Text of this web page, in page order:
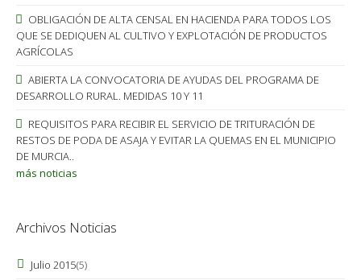
OBLIGACIÓN DE ALTA CENSAL EN HACIENDA PARA TODOS LOS
QUE SE DEDIQUEN AL CULTIVO Y EXPLOTACIÓN DE PRODUCTOS
AGRÍCOLAS
ABIERTA LA CONVOCATORIA DE AYUDAS DEL PROGRAMA DE
DESARROLLO RURAL. MEDIDAS 10 Y 11
REQUISITOS PARA RECIBIR EL SERVICIO DE TRITURACIÓN DE
RESTOS DE PODA DE ASAJA Y EVITAR LA QUEMAS EN EL MUNICIPIO
DE MURCIA..
más noticias
Archivos Noticias
Julio 2015(5)